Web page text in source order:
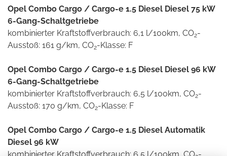
Opel Combo Cargo / Cargo-e 1.5 Diesel Diesel 75 kW
6-Gang-Schaltgetriebe
kombinierter Kraftstoffverbrauch: 6,1 l/100km, CO2-
Ausstoß: 161 g/km, CO2-Klasse: F
Opel Combo Cargo / Cargo-e 1.5 Diesel Diesel 96 kW
6-Gang-Schaltgetriebe
kombinierter Kraftstoffverbrauch: 6,5 l/100km, CO2-
Ausstoß: 170 g/km, CO2-Klasse: F
Opel Combo Cargo / Cargo-e 1.5 Diesel Automatik
Diesel 96 kW